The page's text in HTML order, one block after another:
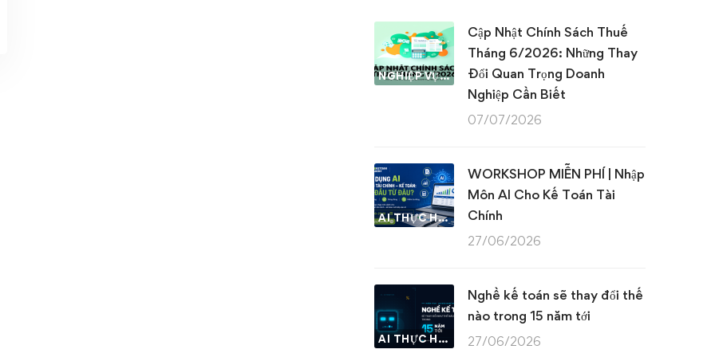
NGHIỆP VỤ KẾ TOÁN & THUẾ
Cập Nhật Chính Sách Thuế
Tháng 6/2026: Những Thay
Đổi Quan Trọng Doanh
Nghiệp Cần Biết
07/07/2026
AI THỰC HÀNH
WORKSHOP MIỄN PHÍ | Nhập
Môn AI Cho Kế Toán Tài
Chính
27/06/2026
AI THỰC HÀNH
Nghề kế toán sẽ thay đổi thế
nào trong 15 năm tới
27/06/2026